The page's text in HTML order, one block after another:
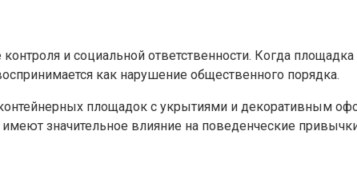
и социальной ответственности. Когда площадка
как нарушение общественного порядка.
площадок с укрытиями и декоративным
значительное влияние на поведенческие